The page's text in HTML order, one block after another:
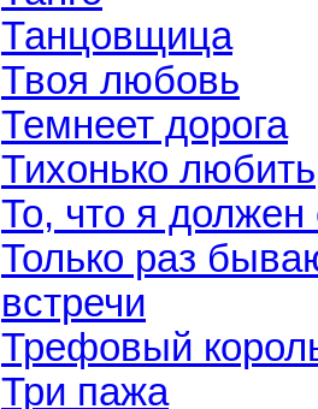
Танцовщица
Твоя любовь
Темнеет дорога
Тихонько любить
То, что я должен
Только раз
встречи
Трефовый
Три пажа